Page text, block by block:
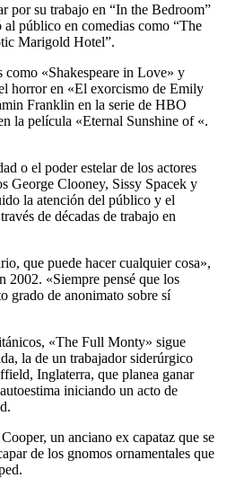
por su trabajo en “In the Bedroom”
público en comedias como “The
Marigold Hotel”.
como «Shakespeare in Love» y
horror en «El exorcismo de Emily
Franklin en la serie de HBO
la película «Eternal Sunshine of «.
o el poder estelar de los actores
George Clooney, Sissy Spacek y
la atención del público y el
de décadas de trabajo en
que puede hacer cualquier cosa»,
2002. «Siempre pensé que los
grado de anonimato sobre sí
«The Full Monty» sigue
la de un trabajador siderúrgico
Inglaterra, que planea ganar
iniciando un acto de
un anciano ex capataz que se
de los gnomos ornamentales que